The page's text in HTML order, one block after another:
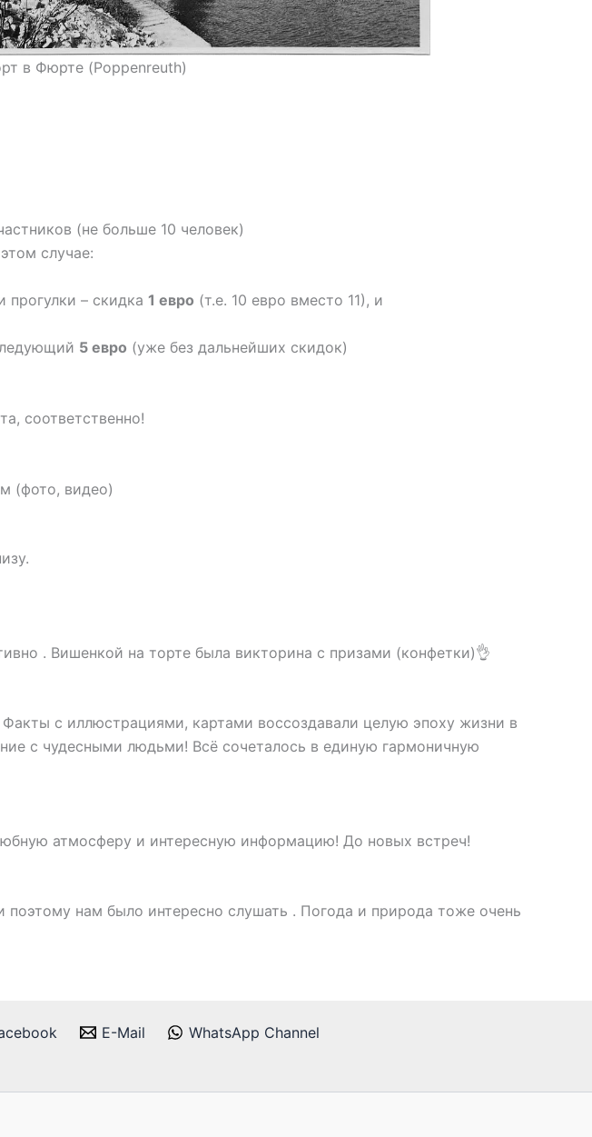
в Фюрте (Poppenreuth)
(не больше 10 человек)
случае:
– скидка 1 евро (т.е. 10 евро вместо 11), и
5 евро (уже без дальнейших скидок)
соответственно!
(фото, видео)
. Вишенкой на торте была викторина с призами (конфетки)👌
с иллюстрациями, картами воссоздавали целую эпоху жизни в
с чудесными людьми! Всё сочеталось в единую гармоничную
атмосферу и интересную информацию! До новых встреч!
поэтому нам было интересно слушать . Погода и природа тоже очень
E-Mail WhatsApp Channel